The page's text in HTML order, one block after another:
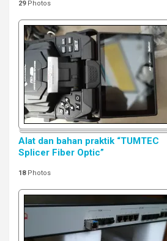
29Photos
Alat dan bahan praktik “TUMTEC
Splicer Fiber Optic”
18Photos